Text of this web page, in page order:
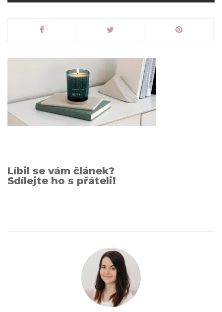
Líbil se vám článek?
Sdílejte ho s přáteli!